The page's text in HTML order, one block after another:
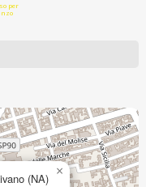
per
(NA) ×